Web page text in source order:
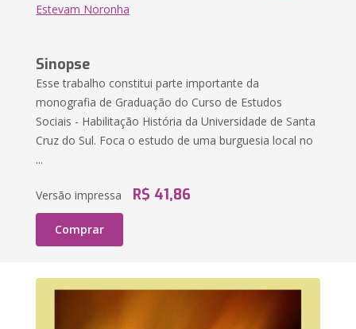
Estevam Noronha
Sinopse
Esse trabalho constitui parte importante da
monografia de Graduação do Curso de Estudos
Sociais - Habilitação História da Universidade de Santa
Cruz do Sul. Foca o estudo de uma burguesia local no
...
Versão impressa R$ 41,86
Comprar